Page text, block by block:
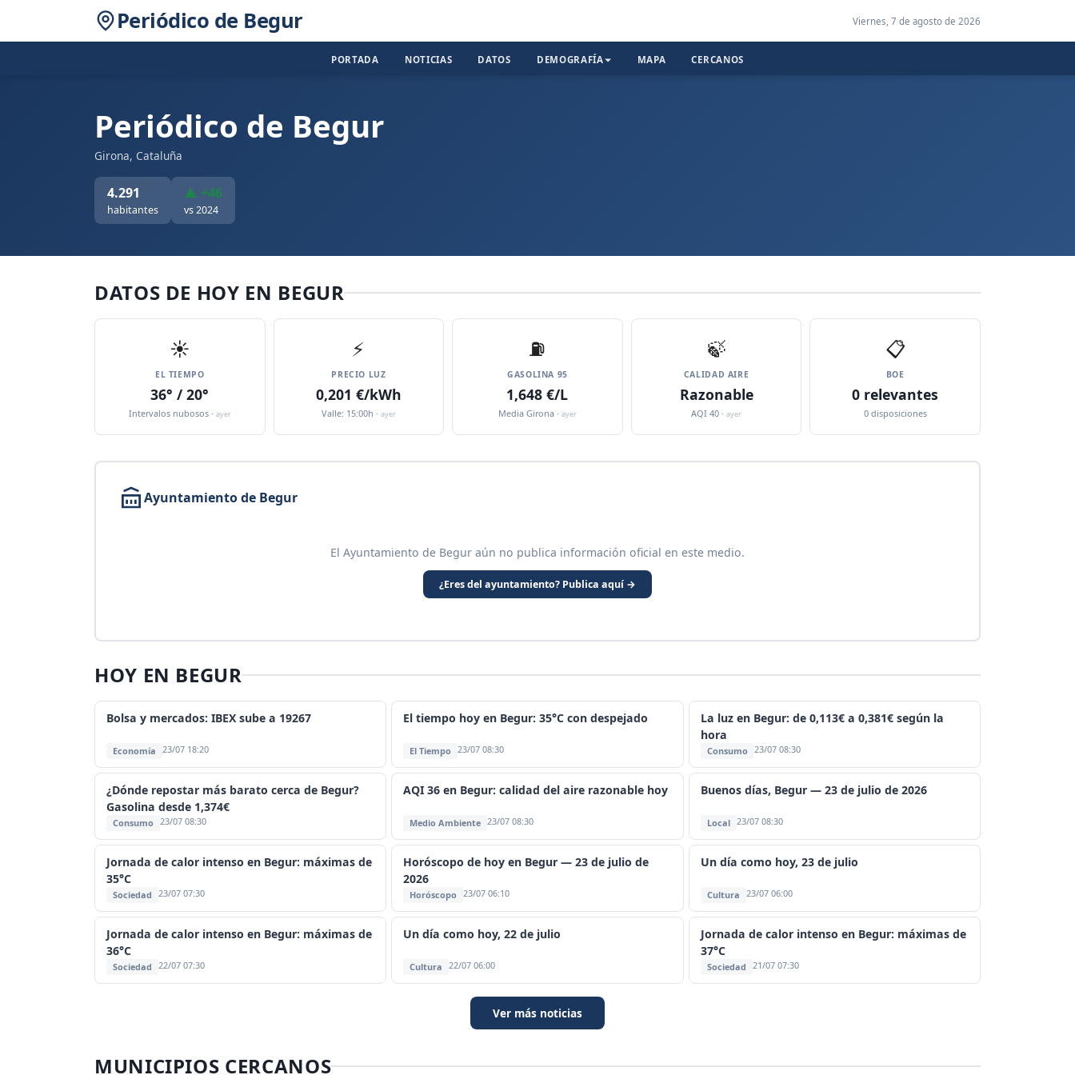
Periódico de Begur Viernes, 7 de agosto de 2026
PORTADA NOTICIAS DATOS DEMOGRAFÍA MAPA CERCANOS
Periódico de Begur
Girona, Cataluña
4.291
habitantes
▲ +46
vs 2024
DATOS DE HOY EN BEGUR
☀️
EL TIEMPO
36° / 20°
Intervalos nubosos · ayer
⚡
PRECIO LUZ
0,201 €/kWh
Valle: 15:00h · ayer
⛽️
GASOLINA 95
1,648 €/L
Media Girona · ayer
🍃
CALIDAD AIRE
Razonable
AQI 40 ·ayer
📋
BOE
0 relevantes
0 disposiciones
Ayuntamiento de Begur
El Ayuntamiento de Begur aún no publica información oficial en este medio.
¿Eres del ayuntamiento? Publica aquí →
HOY EN BEGUR
Bolsa y mercados: IBEX sube a 19267
Economía 23/07 18:20
El tiempo hoy en Begur: 35°C con despejado
El Tiempo 23/07 08:30
La luz en Begur: de 0,113€ a 0,381€ según la
hora
Consumo 23/07 08:30
¿Dónde repostar más barato cerca de Begur?
Gasolina desde 1,374€
Consumo 23/07 08:30
AQI 36 en Begur: calidad del aire razonable hoy
Medio Ambiente 23/07 08:30
Buenos días, Begur — 23 de julio de 2026
Local 23/07 08:30
Jornada de calor intenso en Begur: máximas de
35°C
Sociedad 23/07 07:30
Horóscopo de hoy en Begur — 23 de julio de
2026
Horóscopo 23/07 06:10
Un día como hoy, 23 de julio
Cultura 23/07 06:00
Jornada de calor intenso en Begur: máximas de
36°C
Sociedad 22/07 07:30
Un día como hoy, 22 de julio
Cultura 22/07 06:00
Jornada de calor intenso en Begur: máximas de
37°C
Sociedad 21/07 07:30
Ver más noticias
MUNICIPIOS CERCANOS